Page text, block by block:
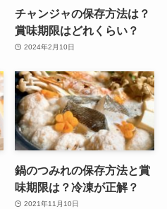
チャンジャの保存方法は？
賞味期限はどれくらい？
2024年2月10日
鍋のつみれの保存方法と賞
味期限は？冷凍が正解？
2021年11月10日